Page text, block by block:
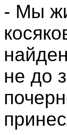
- Мы
не до